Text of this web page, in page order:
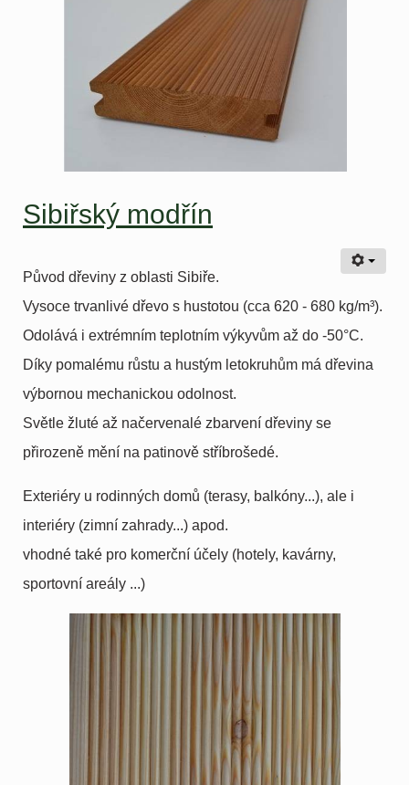
Sibiřský modřín
Původ dřeviny z oblasti Sibiře.
Vysoce trvanlivé dřevo s hustotou (cca 620 - 680 kg/m³).
Odolává i extrémním teplotním výkyvům až do -50°C.
Díky pomalému růstu a hustým letokruhům má dřevina
výbornou mechanickou odolnost.
Světle žluté až načervenalé zbarvení dřeviny se
přirozeně mění na patinově stříbrošedé.
Exteriéry u rodinných domů (terasy, balkóny...), ale i
interiéry (zimní zahrady...) apod.
vhodné také pro komerční účely (hotely, kavárny,
sportovní areály ...)